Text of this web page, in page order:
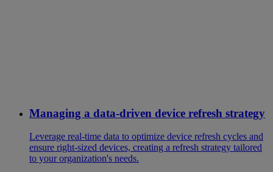
Managing a data-driven device refresh strategy
Leverage real-time data to optimize device refresh cycles and
ensure right-sized devices, creating a refresh strategy tailored
to your organization's needs.